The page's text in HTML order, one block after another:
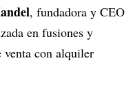
, fundadora y CEO
en fusiones y
venta con alquiler